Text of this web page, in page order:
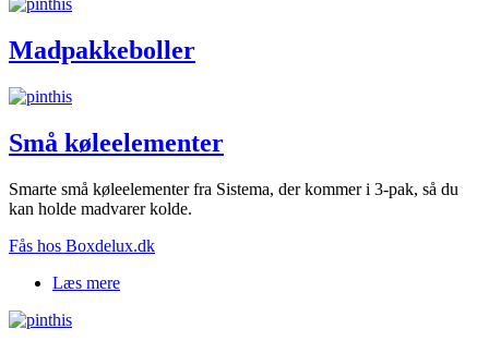
Madpakkeboller
Små køleelementer
Smarte små køleelementer fra Sistema, der kommer i 3-pak, så du
kan holde madvarer kolde.
Fås hos Boxdelux.dk
Læs mere